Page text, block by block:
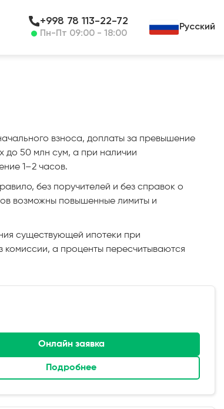
+998 78 113-22-72
Пн-Пт 09:00 - 18:00
Русский
взноса, доплаты за превышение
до 50 млн сум, а при наличии
1–2 часов.
без поручителей и без справок о
возможны повышенные лимиты и
существующей ипотеки при
а проценты пересчитываются
Онлайн заявка
Подробнее